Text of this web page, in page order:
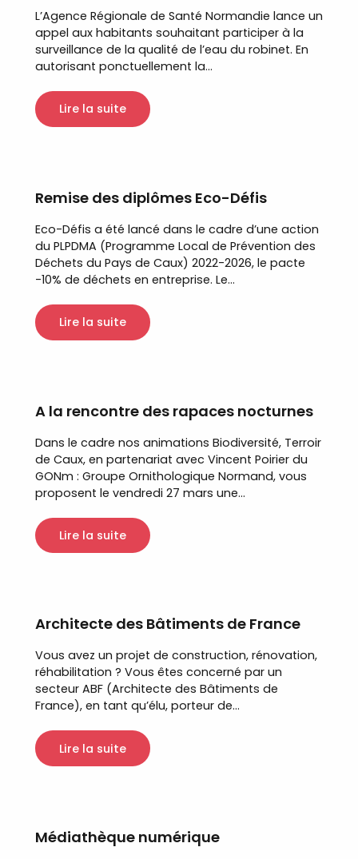
L’Agence Régionale de Santé Normandie lance un
appel aux habitants souhaitant participer à la
surveillance de la qualité de l’eau du robinet. En
autorisant ponctuellement la...
Lire la suite
Remise des diplômes Eco-Défis
Eco-Défis a été lancé dans le cadre d’une action
du PLPDMA (Programme Local de Prévention des
Déchets du Pays de Caux) 2022-2026, le pacte
-10% de déchets en entreprise. Le...
Lire la suite
A la rencontre des rapaces nocturnes
Dans le cadre nos animations Biodiversité, Terroir
de Caux, en partenariat avec Vincent Poirier du
GONm : Groupe Ornithologique Normand, vous
proposent le vendredi 27 mars une...
Lire la suite
Architecte des Bâtiments de France
Vous avez un projet de construction, rénovation,
réhabilitation ? Vous êtes concerné par un
secteur ABF (Architecte des Bâtiments de
France), en tant qu’élu, porteur de...
Lire la suite
Médiathèque numérique